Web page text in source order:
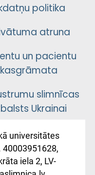
politika
atruna
un pacientu
slimnīcas
Ukrainai
Східної
та співпраця з
universitātes
40003951628,
iela 2, LV-